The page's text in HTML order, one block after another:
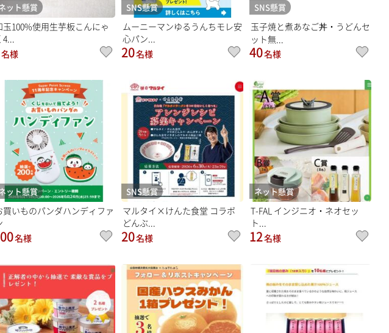
ット懸賞
玉100%使用生芋板こんにゃ
名様
SNS懸賞
ムーニーマンゆるうんちモレ安
心パン...
20名様
SNS懸賞
玉子焼と煮あなご丼・うどんセ
ット無...
40名様
ット懸賞
買いものパンダハンディファ
名様
SNS懸賞
マルタイ×けんた食堂 コラボ
どんぶ...
20名様
ネット懸賞
T-FAL インジニオ・ネオセッ
ト...
12名様